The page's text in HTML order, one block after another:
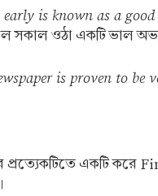
is known as a
সকাল ওঠা একটি ভাল
is proven to be
প্রত্যেকটিতে একটি